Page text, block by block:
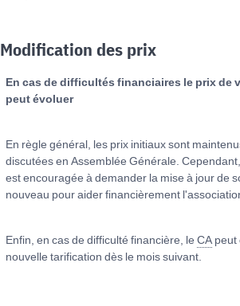
Modification des prix
En cas de difficultés financiaires le prix de
peut évoluer
En règle général, les prix initiaux sont
discutées en Assemblée Générale.
est encouragée à demander la mise à jour de
nouveau pour aider financièrement
Enfin, en cas de difficulté financière, le CA peut
nouvelle tarification dès le mois suivant.